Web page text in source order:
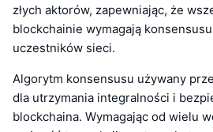
złych aktorów, zapewniając, że
blockchainie wymagają
uczestników sieci.
Algorytm konsensusu używany
dla utrzymania integralności i
blockchaina. Wymagając od wielu